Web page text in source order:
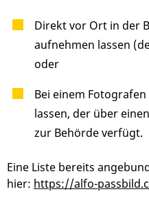
Direkt vor Ort in der
aufnehmen lassen
oder
Bei einem
lassen, der über
zur Behörde verfügt.
Eine Liste bereits
hier: https://alfo-